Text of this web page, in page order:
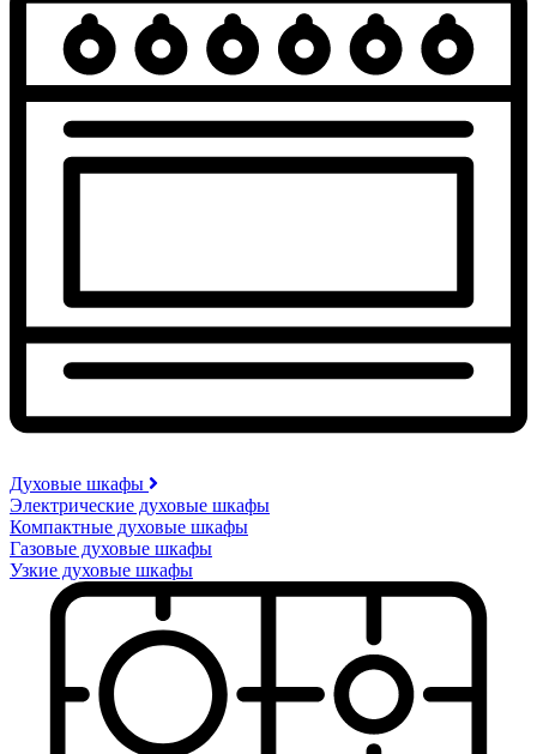
Духовые шкафы
Электрические духовые шкафы
Компактные духовые шкафы
Газовые духовые шкафы
Узкие духовые шкафы